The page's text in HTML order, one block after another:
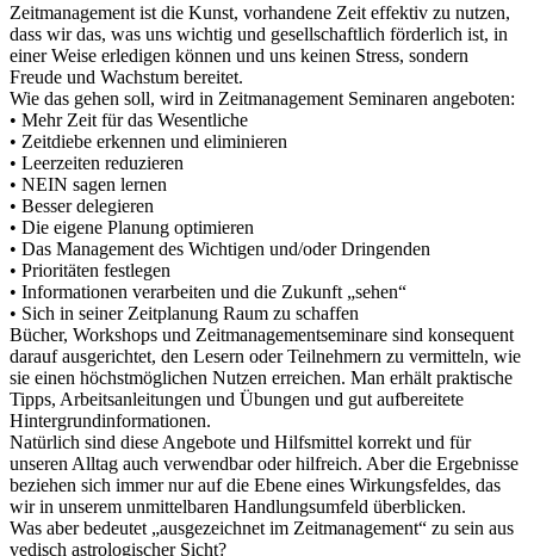
Zeitmanagement ist die Kunst, vorhandene Zeit effektiv zu nutzen,
dass wir das, was uns wichtig und gesellschaftlich förderlich ist, in
einer Weise erledigen können und uns keinen Stress, sondern
Freude und Wachstum bereitet.
Wie das gehen soll, wird in Zeitmanagement Seminaren angeboten:
• Mehr Zeit für das Wesentliche
• Zeitdiebe erkennen und eliminieren
• Leerzeiten reduzieren
• NEIN sagen lernen
• Besser delegieren
• Die eigene Planung optimieren
• Das Management des Wichtigen und/oder Dringenden
• Prioritäten festlegen
• Informationen verarbeiten und die Zukunft „sehen“
• Sich in seiner Zeitplanung Raum zu schaffen
Bücher, Workshops und Zeitmanagementseminare sind konsequent
darauf ausgerichtet, den Lesern oder Teilnehmern zu vermitteln, wie
sie einen höchstmöglichen Nutzen erreichen. Man erhält praktische
Tipps, Arbeitsanleitungen und Übungen und gut aufbereitete
Hintergrundinformationen.
Natürlich sind diese Angebote und Hilfsmittel korrekt und für
unseren Alltag auch verwendbar oder hilfreich. Aber die Ergebnisse
beziehen sich immer nur auf die Ebene eines Wirkungsfeldes, das
wir in unserem unmittelbaren Handlungsumfeld überblicken.
Was aber bedeutet „ausgezeichnet im Zeitmanagement“ zu sein aus
vedisch astrologischer Sicht?